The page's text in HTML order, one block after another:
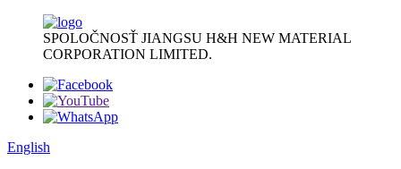
SPOLOČNOSŤ JIANGSU H&H NEW MATERIAL
CORPORATION LIMITED.
English